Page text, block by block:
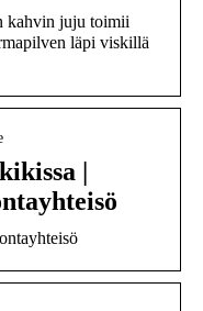
kahvin juju toimii
läpi viskillä
|